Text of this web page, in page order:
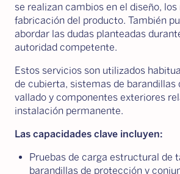
se realizan cambios en el diseño,
fabricación del producto. También
abordar las dudas planteadas
autoridad competente.
Estos servicios son utilizados
de cubierta, sistemas de
vallado y componentes exteriores
instalación permanente.
Las capacidades clave incluyen:
Pruebas de carga estructural de
barandillas de protección y